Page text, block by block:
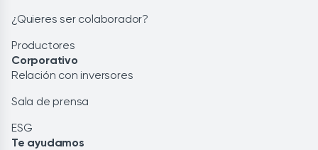
¿Quieres ser colaborador?
Productores
Corporativo
Relación con inversores
Sala de prensa
ESG
Te ayudamos